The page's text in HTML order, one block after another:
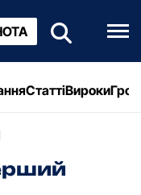
СтаттіВироки